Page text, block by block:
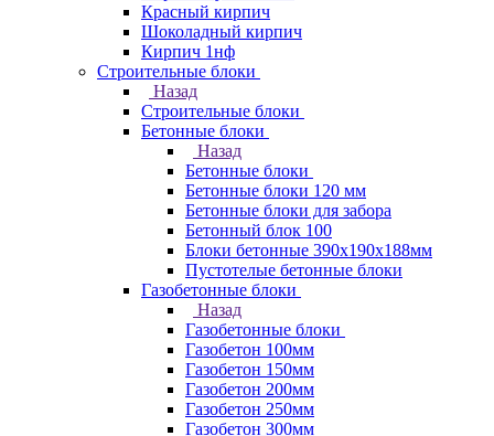
Красный кирпич
Шоколадный кирпич
Кирпич 1нф
Строительные блоки
Назад
Строительные блоки
Бетонные блоки
Назад
Бетонные блоки
Бетонные блоки 120 мм
Бетонные блоки для забора
Бетонный блок 100
Блоки бетонные 390х190х188мм
Пустотелые бетонные блоки
Газобетонные блоки
Назад
Газобетонные блоки
Газобетон 100мм
Газобетон 150мм
Газобетон 200мм
Газобетон 250мм
Газобетон 300мм